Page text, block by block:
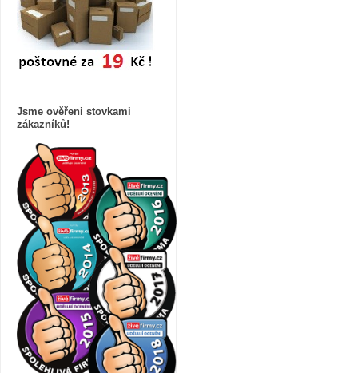
Jsme ověřeni stovkami
zákazníků!